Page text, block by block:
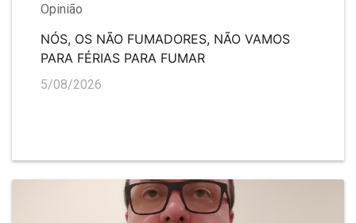
Opinião
NÓS, OS NÃO FUMADORES, NÃO VAMOS
PARA FÉRIAS PARA FUMAR
5/08/2026